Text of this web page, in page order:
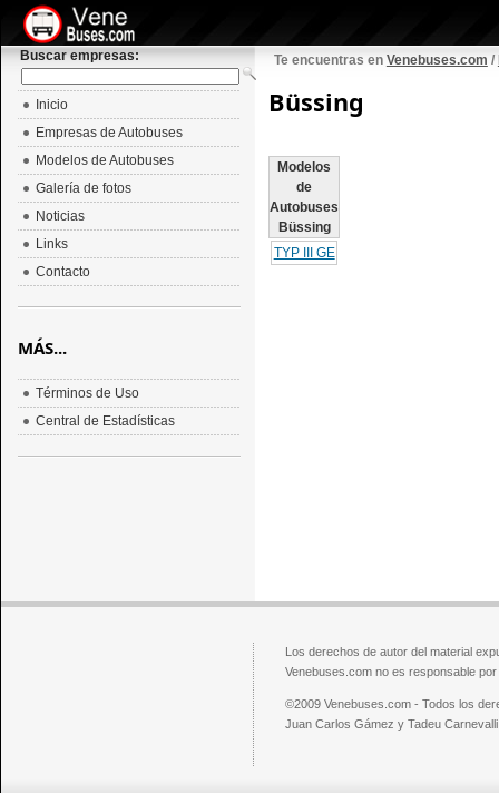
Buscar empresas: Te encuentras en Venebuses.com /
Büssing
Modelos
de
Autobuses
Büssing
TYP III GE
Inicio
Empresas de Autobuses
Modelos de Autobuses
Galería de fotos
Noticias
Links
Contacto
MÁS...
Términos de Uso
Central de Estadísticas
Los derechos de autor del material
Venebuses.com no es responsable
©2009 Venebuses.com - Todos los
Juan Carlos Gámez y Tadeu Carnevalli